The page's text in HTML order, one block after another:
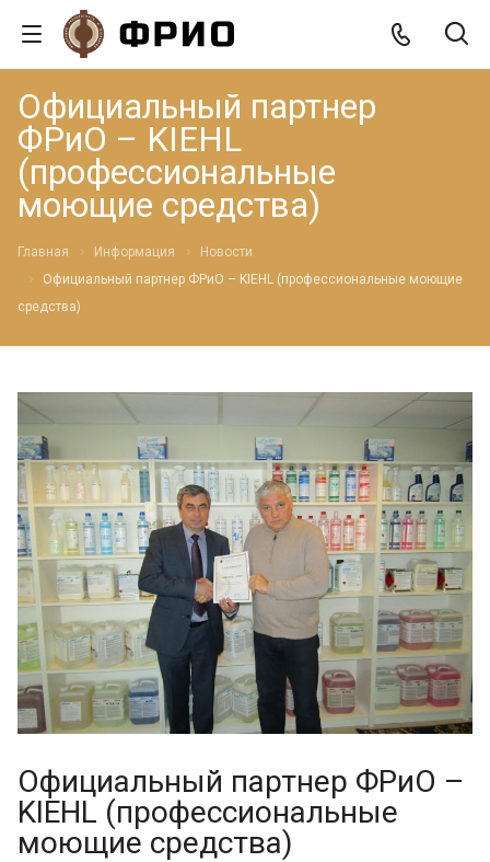
Официальный партнер
ФРиО – KIEHL
(профессиональные
моющие средства)
Главная Информация
Новости
Официальный партнер ФРиО – KIEHL (профессиональные моющие
средства)
Официальный партнер ФРиО –
KIEHL (профессиональные
моющие средства)